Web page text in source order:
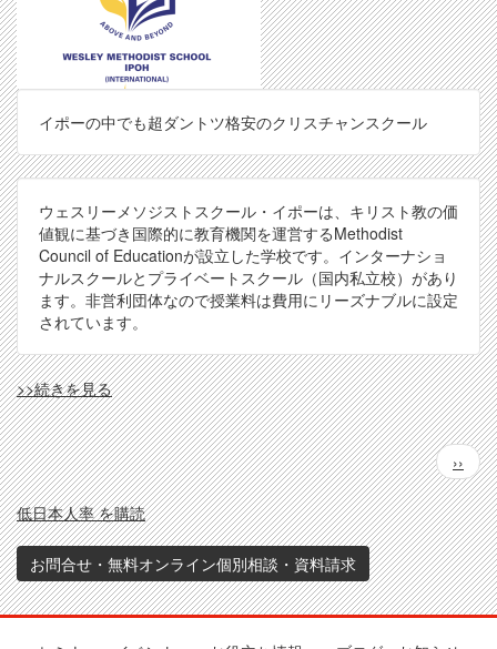
イポーの中でも超ダントツ格安のクリスチャンスクール
ウェスリーメソジストスクール・イポーは、キリスト教の価
値観に基づき国際的に教育機関を運営するMethodist
Council of Educationが設立した学校です。インターナショ
ナルスクールとプライベートスクール（国内私立校）があり
ます。非営利団体なので授業料は費用にリーズナブルに設定
されています。
WMSII
の
>>続きを見る
ペ
ー
ジ
送
り
次
ペ
ー
ジ
››
低日本人率 を購読
お問合せ・無料オンライン個別相談・資料請求